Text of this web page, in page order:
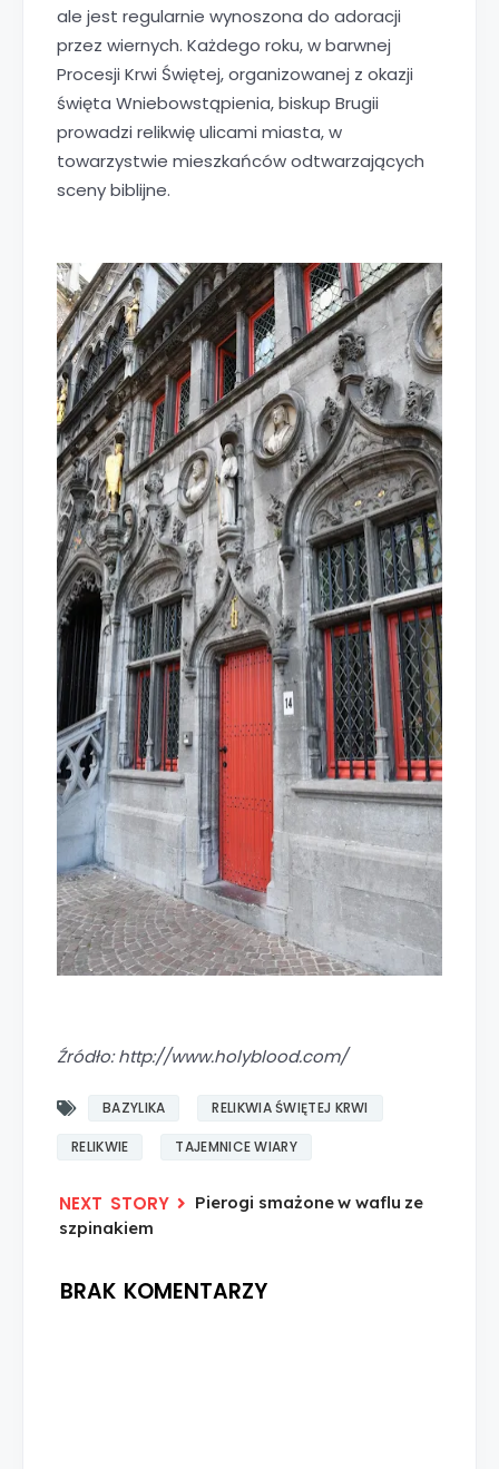
ale jest regularnie wynoszona do adoracji
przez wiernych. Każdego roku, w barwnej
Procesji Krwi Świętej, organizowanej z okazji
święta Wniebowstąpienia, biskup Brugii
prowadzi relikwię ulicami miasta, w
towarzystwie mieszkańców odtwarzających
sceny biblijne.
Źródło: http://www.holyblood.com/
BAZYLIKA RELIKWIA ŚWIĘTEJ KRWI
RELIKWIE TAJEMNICE WIARY
Pierogi smażone w waflu ze
szpinakiem
BRAK KOMENTARZY